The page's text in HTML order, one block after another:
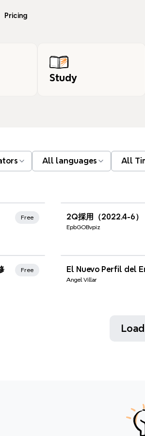
Pricing
Study
All languages All
Free 2Q採用（2022.4-6）
EpbGOBvpiz
Free
Xmind Favorites
Angel Villar